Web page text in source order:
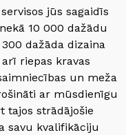
jūs sagaidīs
10 000 dažādu
dažāda dizaina
riepas kravas
un meža
ar mūsdienīgu
tajos strādājošie
savu kvalifikāciju